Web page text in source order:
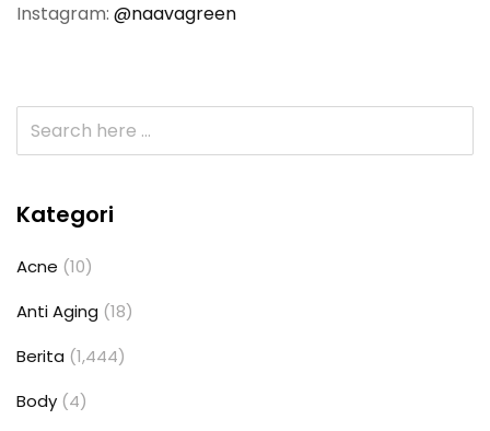
Instagram: @naavagreen
Kategori
Acne (10)
Anti Aging (18)
Berita (1,444)
Body (4)